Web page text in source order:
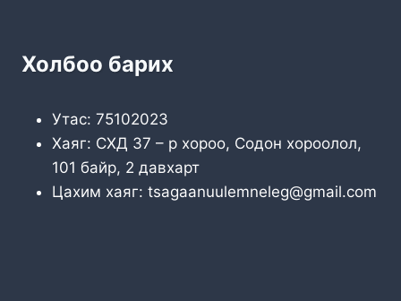
Холбоо барих
Утас: 75102023
Хаяг: СХД 37 – р хороо, Содон хороолол,
101 байр, 2 давхарт
Цахим хаяг: tsagaanuulemneleg@gmail.com